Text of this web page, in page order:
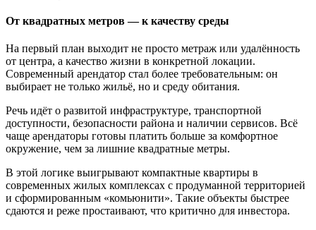
От квадратных метров — к качеству среды
На первый план выходит не просто метраж или удалённость
от центра, а качество жизни в конкретной локации.
Современный арендатор стал более требовательным: он
выбирает не только жильё, но и среду обитания.
Речь идёт о развитой инфраструктуре, транспортной
доступности, безопасности района и наличии сервисов. Всё
чаще арендаторы готовы платить больше за комфортное
окружение, чем за лишние квадратные метры.
В этой логике выигрывают компактные квартиры в
современных жилых комплексах с продуманной территорией
и сформированным «комьюнити». Такие объекты быстрее
сдаются и реже простаивают, что критично для инвестора.